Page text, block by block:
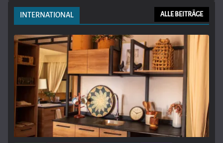
INTERNATIONAL ALLE BEITRÄGE